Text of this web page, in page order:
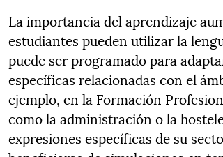
La importancia del aprendizaje
estudiantes pueden utilizar la
puede ser programado para
específicas relacionadas con el
ejemplo, en la Formación
como la administración o la
expresiones específicas de su